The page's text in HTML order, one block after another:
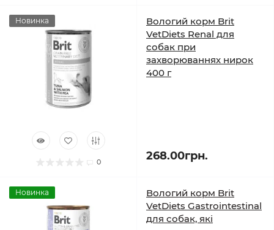
Новинка
0
Вологий корм Brit
VetDiets Renal для
собак при
захворюваннях нирок
400 г
268.00грн.
Новинка
Вологий корм Brit
VetDiets Gastrointestinal
для собак, які